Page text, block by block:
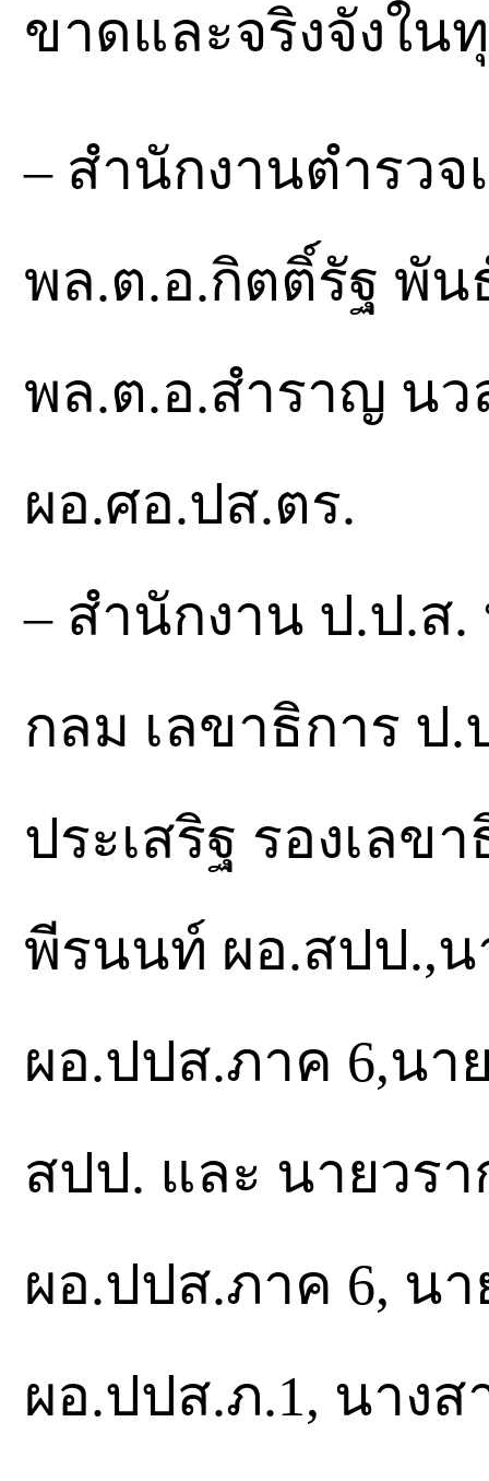
ขาดและจริงจังใน
– สำนักงานตำรว
พล.ต.อ.กิตติ์รัฐ พัน
พล.ต.อ.สำราญ นว
ผอ.ศอ.ปส.ตร.
– สำนักงาน ป.ป.ส
กลม เลขาธิการ ป
ประเสริฐ รองเลข
พีรนนท์ ผอ.สปป.,น
ผอ.ปปส.ภาค 6,นา
สปป. และ นายวร
ผอ.ปปส.ภาค 6, น
ผอ.ปปส.ภ.1, นาง